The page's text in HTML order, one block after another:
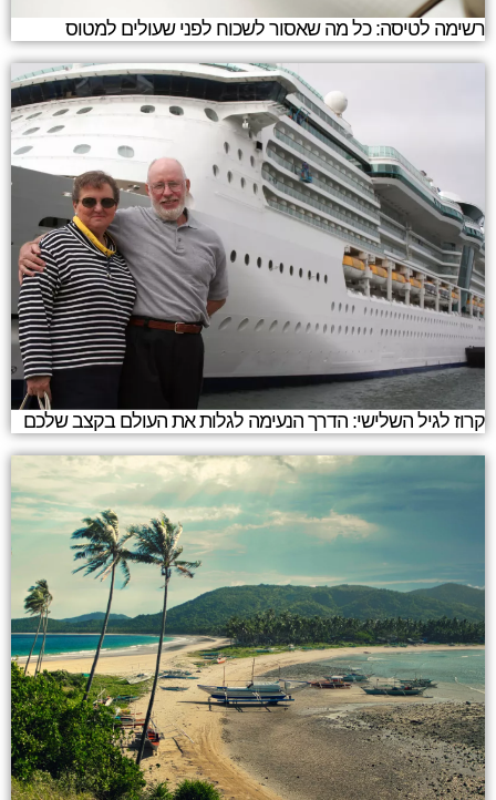
רשימה לטיסה: כל מה שאסור לשכוח לפני שעולים למטוס
קרוז לגיל השלישי: הדרך הנעימה לגלות את העולם בקצב שלכם